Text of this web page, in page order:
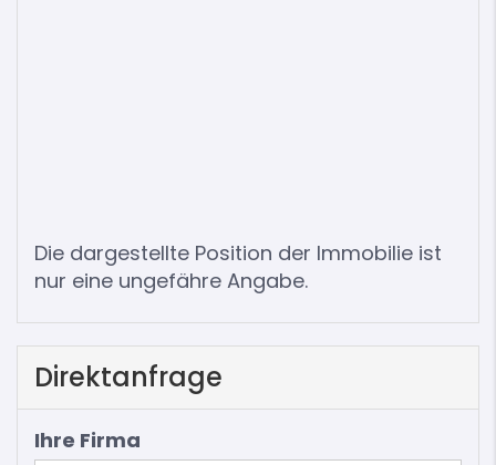
Die dargestellte Position der Immobilie ist
nur eine ungefähre Angabe.
Direktanfrage
Ihre Firma